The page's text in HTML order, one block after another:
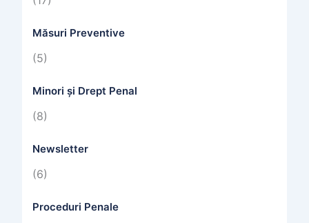
Măsuri Preventive
(5)
Minori și Drept Penal
(8)
Newsletter
(6)
Proceduri Penale